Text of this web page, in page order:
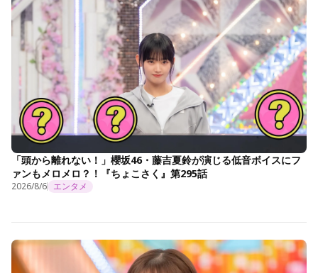
「頭から離れない！」櫻坂46・藤吉夏鈴が演じる低音ボイスにフ
ァンもメロメロ？！『ちょこさく』第295話
2026/8/6 エンタメ